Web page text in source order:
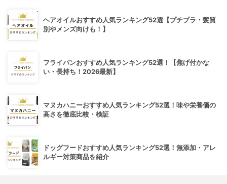
ヘアオイルおすすめ人気ランキング52選【プチプラ・髪質
別やメンズ向けも！】
フライパンおすすめ人気ランキング52選！【焦げ付かな
い・長持ち！2026最新】
マヌカハニーおすすめ人気ランキング52選！味や栄養価の
高さを徹底比較・検証
ドッグフードおすすめ人気ランキング52選！無添加・アレ
ルギー対策商品を紹介